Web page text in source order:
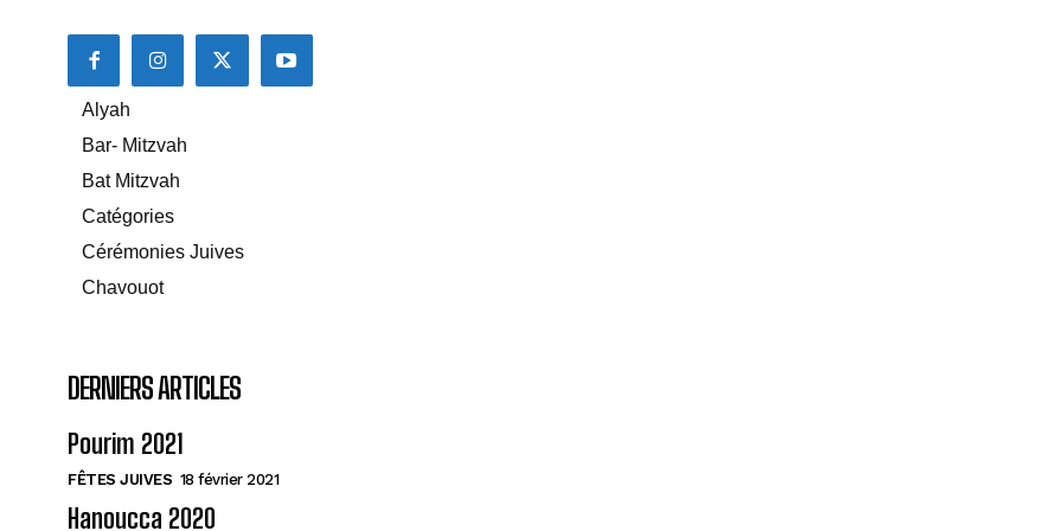
Alyah
Bar- Mitzvah
Bat Mitzvah
Catégories
Cérémonies Juives
Chavouot
DERNIERS ARTICLES
Pourim 2021
FÊTES JUIVES 18 février 2021
Hanoucca 2020